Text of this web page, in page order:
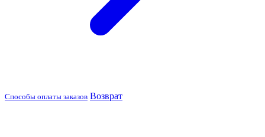
Способы оплаты заказов Возврат